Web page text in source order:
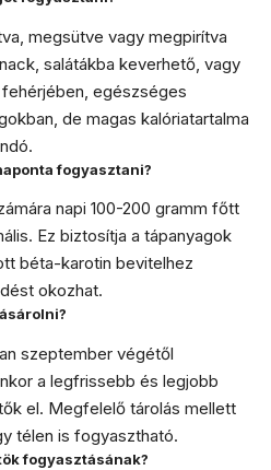
megsütve vagy megpirítva
salátákba keverhető, vagy
egészséges
de magas kalóriatartalma
fogyasztani?
napi 100-200 gramm főtt
Ez biztosítja a tápanyagok
béta-karotin bevitelhez
okozhat.
szeptember végétől
a legfrissebb és legjobb
el. Megfelelő tárolás mellett
télen is fogyasztható.
fogyasztásának?